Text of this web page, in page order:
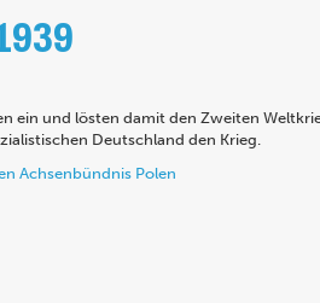
ein und lösten damit den Zweiten
Deutschland den Krieg.
Achsenbündnis Polen